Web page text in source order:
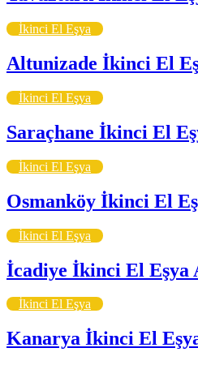
İkinci El Eşya
Altunizade İkinci El
İkinci El Eşya
Saraçhane İkinci El
İkinci El Eşya
Osmanköy İkinci El
İkinci El Eşya
İcadiye İkinci El Eşya
İkinci El Eşya
Kanarya İkinci El